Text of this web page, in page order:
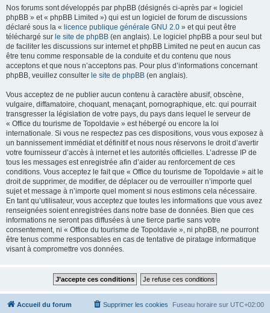
Nos forums sont développés par phpBB (désignés ci-après par « logiciel
phpBB » et « phpBB Limited ») qui est un logiciel de forum de discussions
déclaré sous la « licence publique générale GNU 2.0 » et qui peut être
téléchargé sur le site de phpBB (en anglais). Le logiciel phpBB a pour seul but
de faciliter les discussions sur internet et phpBB Limited ne peut en aucun cas
être tenu comme responsable de la conduite et du contenu que nous
acceptons et que nous n’acceptons pas. Pour plus d’informations concernant
phpBB, veuillez consulter le site de phpBB (en anglais).
Vous acceptez de ne publier aucun contenu à caractère abusif, obscène,
vulgaire, diffamatoire, choquant, menaçant, pornographique, etc. qui pourrait
transgresser la législation de votre pays, du pays dans lequel le serveur de
« Office du tourisme de Topoldavie » est hébergé ou encore la loi
internationale. Si vous ne respectez pas ces dispositions, vous vous exposez à
un bannissement immédiat et définitif et nous nous réservons le droit d’avertir
votre fournisseur d’accès à internet et les autorités officielles. L’adresse IP de
tous les messages est enregistrée afin d’aider au renforcement de ces
conditions. Vous acceptez le fait que « Office du tourisme de Topoldavie » ait le
droit de supprimer, de modifier, de déplacer ou de verrouiller n’importe quel
sujet et message à n’importe quel moment si nous estimons cela nécessaire.
En tant qu’utilisateur, vous acceptez que toutes les informations que vous avez
renseignées soient enregistrées dans notre base de données. Bien que ces
informations ne seront pas diffusées à une tierce partie sans votre
consentement, ni « Office du tourisme de Topoldavie », ni phpBB, ne pourront
être tenus comme responsables en cas de tentative de piratage informatique
visant à compromettre vos données.
Accueil du forum Fuseau horaire sur UTC+02:00
Supprimer les cookies